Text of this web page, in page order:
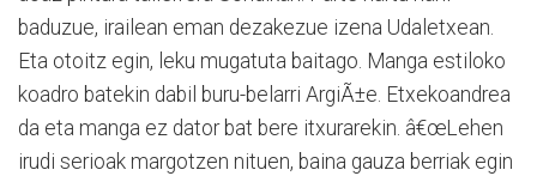
baduzue, irailean eman dezakezue izena Udaletxean.
Eta otoitz egin, leku mugatuta baitago. Manga estiloko
koadro batekin dabil buru-belarri ArgiÃ±e. Etxekoandrea
da eta manga ez dator bat bere itxurarekin. â€œLehen
irudi serioak margotzen nituen, baina gauza berriak egin